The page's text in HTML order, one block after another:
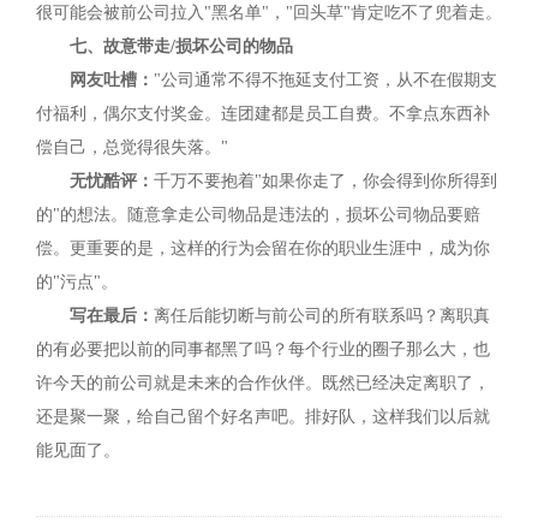
很可能会被前公司拉入"黑名单"，"回头草"肯定吃不了兜着走。
七、故意带走/损坏公司的物品
网友吐槽： "公司通常不得不拖延支付工资，从不在假期支
付福利，偶尔支付奖金。连团建都是员工自费。不拿点东西补
偿自己，总觉得很失落。"
无忧酷评： 千万不要抱着"如果你走了，你会得到你所得到
的"的想法。随意拿走公司物品是违法的，损坏公司物品要赔
偿。更重要的是，这样的行为会留在你的职业生涯中，成为你
的"污点"。
写在最后： 离任后能切断与前公司的所有联系吗？离职真
的有必要把以前的同事都黑了吗？每个行业的圈子那么大，也
许今天的前公司就是未来的合作伙伴。既然已经决定离职了，
还是聚一聚，给自己留个好名声吧。排好队，这样我们以后就
能见面了。